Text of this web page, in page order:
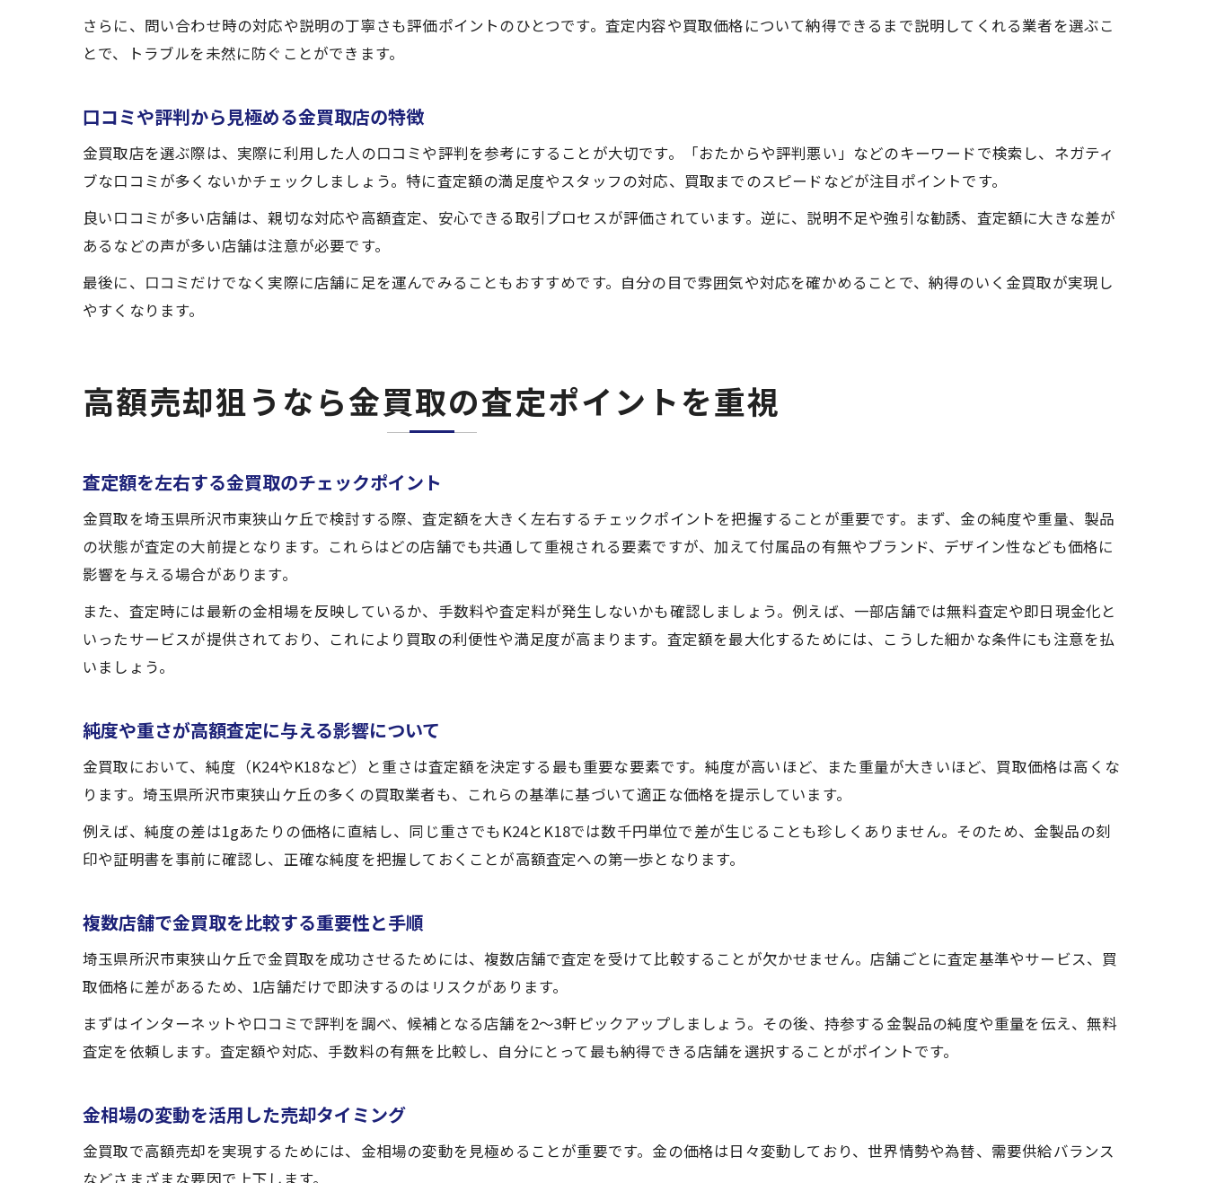
さらに、問い合わせ時の対応や説明の丁寧さも評価ポイントのひとつです。査定内容や買取価格について納得できるまで説明してくれる業者を選ぶこ
とで、トラブルを未然に防ぐことができます。
口コミや評判から見極める金買取店の特徴
金買取店を選ぶ際は、実際に利用した人の口コミや評判を参考にすることが大切です。「おたからや評判悪い」などのキーワードで検索し、ネガティ
ブな口コミが多くないかチェックしましょう。特に査定額の満足度やスタッフの対応、買取までのスピードなどが注目ポイントです。
良い口コミが多い店舗は、親切な対応や高額査定、安心できる取引プロセスが評価されています。逆に、説明不足や強引な勧誘、査定額に大きな差が
あるなどの声が多い店舗は注意が必要です。
最後に、口コミだけでなく実際に店舗に足を運んでみることもおすすめです。自分の目で雰囲気や対応を確かめることで、納得のいく金買取が実現し
やすくなります。
高額売却狙うなら金買取の査定ポイントを重視
査定額を左右する金買取のチェックポイント
金買取を埼玉県所沢市東狭山ケ丘で検討する際、査定額を大きく左右するチェックポイントを把握することが重要です。まず、金の純度や重量、製品
の状態が査定の大前提となります。これらはどの店舗でも共通して重視される要素ですが、加えて付属品の有無やブランド、デザイン性なども価格に
影響を与える場合があります。
また、査定時には最新の金相場を反映しているか、手数料や査定料が発生しないかも確認しましょう。例えば、一部店舗では無料査定や即日現金化と
いったサービスが提供されており、これにより買取の利便性や満足度が高まります。査定額を最大化するためには、こうした細かな条件にも注意を払
いましょう。
純度や重さが高額査定に与える影響について
金買取において、純度（K24やK18など）と重さは査定額を決定する最も重要な要素です。純度が高いほど、また重量が大きいほど、買取価格は高くな
ります。埼玉県所沢市東狭山ケ丘の多くの買取業者も、これらの基準に基づいて適正な価格を提示しています。
例えば、純度の差は1gあたりの価格に直結し、同じ重さでもK24とK18では数千円単位で差が生じることも珍しくありません。そのため、金製品の刻
印や証明書を事前に確認し、正確な純度を把握しておくことが高額査定への第一歩となります。
複数店舗で金買取を比較する重要性と手順
埼玉県所沢市東狭山ケ丘で金買取を成功させるためには、複数店舗で査定を受けて比較することが欠かせません。店舗ごとに査定基準やサービス、買
取価格に差があるため、1店舗だけで即決するのはリスクがあります。
まずはインターネットや口コミで評判を調べ、候補となる店舗を2～3軒ピックアップしましょう。その後、持参する金製品の純度や重量を伝え、無料
査定を依頼します。査定額や対応、手数料の有無を比較し、自分にとって最も納得できる店舗を選択することがポイントです。
金相場の変動を活用した売却タイミング
金買取で高額売却を実現するためには、金相場の変動を見極めることが重要です。金の価格は日々変動しており、世界情勢や為替、需要供給バランス
などさまざまな要因で上下します。